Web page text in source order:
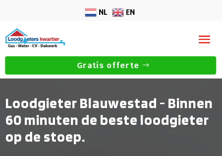
NL EN
Gratis offerte
Loodgieter Blauwestad - Binnen
60 minuten de beste loodgieter
op de stoep.